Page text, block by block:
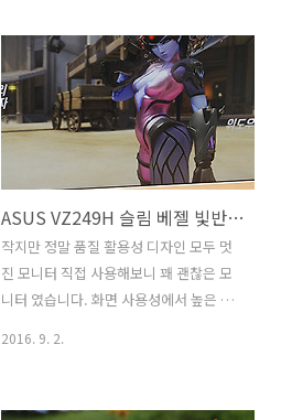
합니다. 간단히 글을 적기에는 이번에 여
러가지 너무 많이 활용을 해 봤는데요. 참
고가 되실 겁니다. 제노스 ZT-
5504KUHD 55인치 UHDTV는 국내에서
제조되는 대기업 정품 패널을 사용합니
다. 모든 부분을 좋은 제품을 사용하는데
요. 화면의 밝기 부분은 전체적으로 좀 밝
은 느낌이 듭니다. UHD 해상도로 적용이
되어 컨텐츠만 좋다면 상당히 선명하죠.
제노스 ZT-5504KUHD 55인치 UHDTV
화질 전력소모량 벤치마크 처음 설치시
ASUS VZ249H 슬림 베젤 빛반사 없는 24인치 모니터
작지만 정말 품질 활용성 디자인 모두 멋
진 모니터 직접 사용해보니 꽤 괜찮은 모
니터 였습니다. 화면 사용성에서 높은 점
런데 화면 영역이 실제로 넓습니다. 실제
2016. 9. 2.